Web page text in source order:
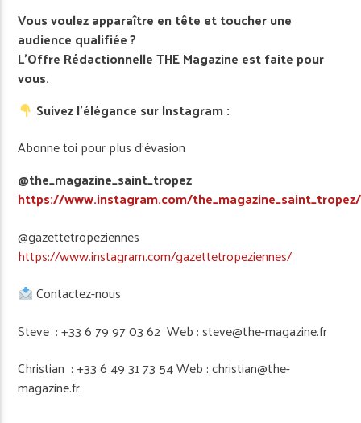
Vous voulez apparaître en tête et toucher une
audience qualifiée ?
L’Offre Rédactionnelle THE Magazine est faite pour
vous.
Suivez l’élégance sur Instagram :
Abonne toi pour plus d’évasion
@the_magazine_saint_tropez
https://www.instagram.com/the_magazine_saint_tropez/
@gazettetropeziennes
https://www.instagram.com/gazettetropeziennes/
Contactez-nous
Steve : +33 6 79 97 03 62 Web : steve@the-magazine.fr
Christian : +33 6 49 31 73 54 Web : christian@the-
magazine.fr.